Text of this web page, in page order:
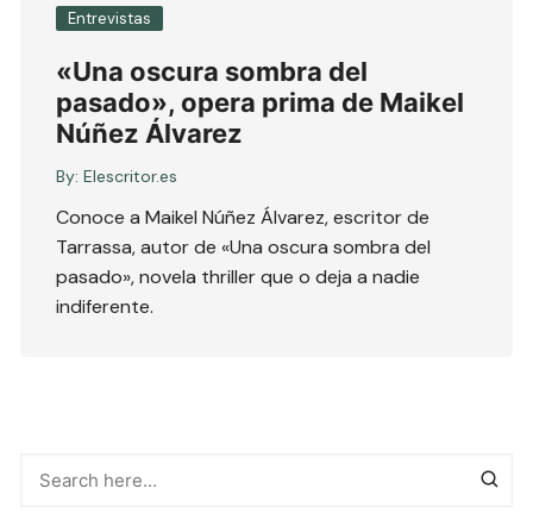
Entrevistas
«Una oscura sombra del
pasado», opera prima de Maikel
Núñez Álvarez
By: Elescritor.es
Conoce a Maikel Núñez Álvarez, escritor de
Tarrassa, autor de «Una oscura sombra del
pasado», novela thriller que o deja a nadie
indiferente.